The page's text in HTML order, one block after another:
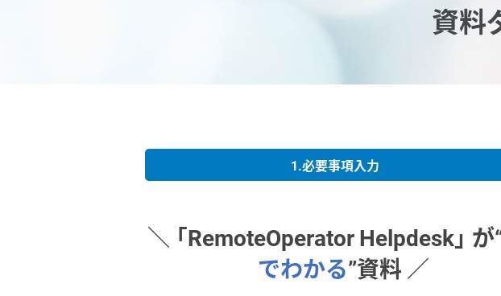
資料
1.必要事項入力
＼ 「RemoteOperator Helpdesk」 が
でわかる”資料 ／